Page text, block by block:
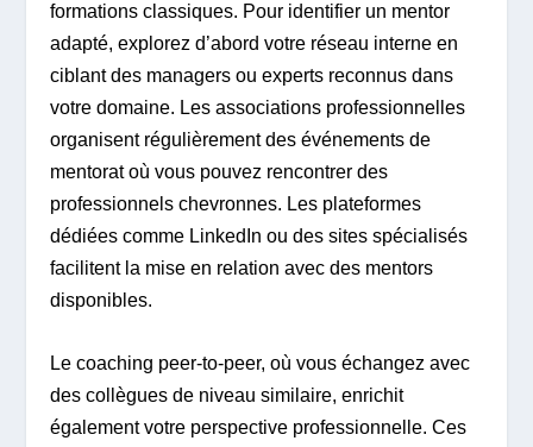
formations classiques. Pour identifier un mentor
adapté, explorez d’abord votre réseau interne en
ciblant des managers ou experts reconnus dans
votre domaine. Les associations professionnelles
organisent régulièrement des événements de
mentorat où vous pouvez rencontrer des
professionnels chevronnes. Les plateformes
dédiées comme LinkedIn ou des sites spécialisés
facilitent la mise en relation avec des mentors
disponibles.
Le coaching peer-to-peer, où vous échangez avec
des collègues de niveau similaire, enrichit
également votre perspective professionnelle. Ces